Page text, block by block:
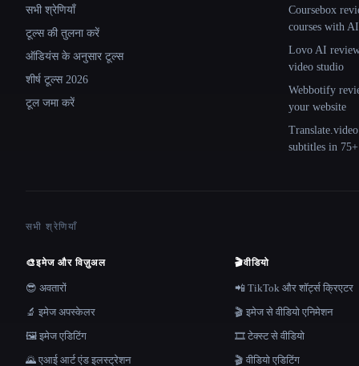
सभी श्रेणियाँ
टूल्स की तुलना करें
ऑडियंस के अनुसार टूल्स
शीर्ष टूल्स 2026
टूल जमा करें
Coursebox
courses with AI
Lovo AI
video studio
Webbotify
your website
subtitles in 75+
सभी श्रेणियाँ
🎨इमेज और विज़ुअल
😎 अवतारों
🔬 इमेज अपस्केलर
🖼️ इमेज एडिटिंग
🌄 एआई आर्ट एंड इलस्ट्रेशन
🎬वीडियो
📲 TikTok और शॉर्ट्स क्रिएटर
🎬 इमेज से वीडियो एनिमेशन
🎞️ टेक्स्ट से वीडियो
🎬 वीडियो एडिटिंग